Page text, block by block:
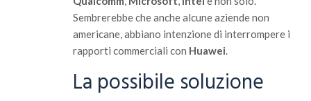
Sembrerebbe che anche alcune aziende non
americane, abbiano intenzione di interrompere i
rapporti commerciali con Huawei.
La possibile soluzione